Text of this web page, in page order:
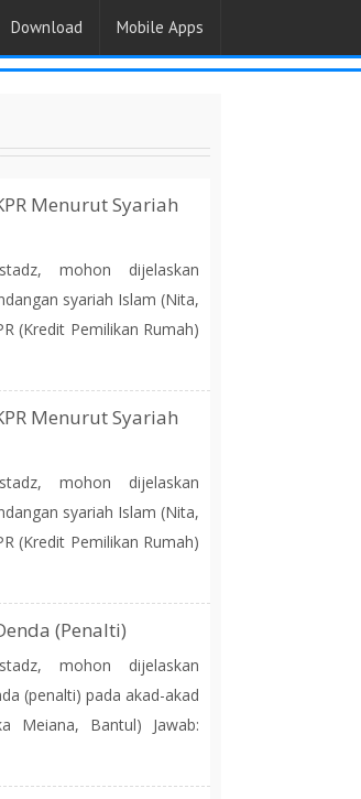
Download Mobile Apps
Menurut Syariah
mohon dijelaskan
syariah Islam (Nita,
(Kredit Pemilikan Rumah)
Menurut Syariah
mohon dijelaskan
syariah Islam (Nita,
(Kredit Pemilikan Rumah)
(Penalti)
mohon dijelaskan
(penalti) pada akad-akad
Meiana, Bantul) Jawab: